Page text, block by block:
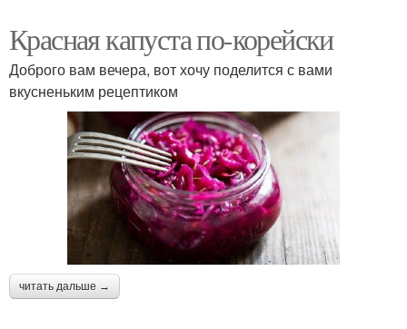
Красная капуста по-корейски
Доброго вам вечера, вот хочу поделится с вами
вкусненьким рецептиком
читать дальше →